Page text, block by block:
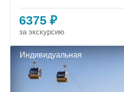
6375 ₽
за экскурсию
Индивидуальная